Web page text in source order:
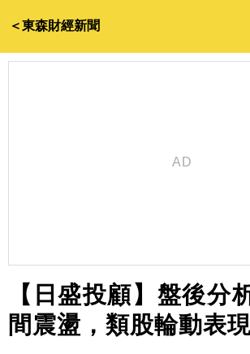
＜東森財經新聞
【日盛投顧】盤後分
間震盪，類股輪動表